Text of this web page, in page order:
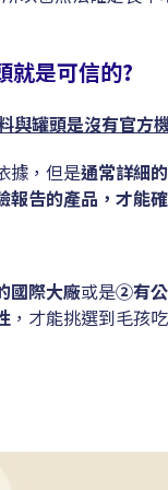
就是可信的?
與罐頭是沒有官方
據，但是通常詳細
告的產品，才能
國際大廠或是②有
，才能挑選到毛孩